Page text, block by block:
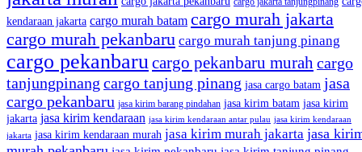
kendaraan jakarta cargo murah batam cargo murah jakarta
cargo murah pekanbaru cargo murah tanjung pinang
cargo pekanbarucargo pekanbaru murah cargo
tanjungpinang cargo tanjung pinang jasa cargo batam jasa
cargo pekanbaru jasa kirim barang pindahan jasa kirim batam jasa kirim
jakarta jasa kirim kendaraan jasa kirim kendaraan antar pulau jasa kirim kendaraan
jakarta jasa kirim kendaraan murah jasa kirim murah jakarta jasa